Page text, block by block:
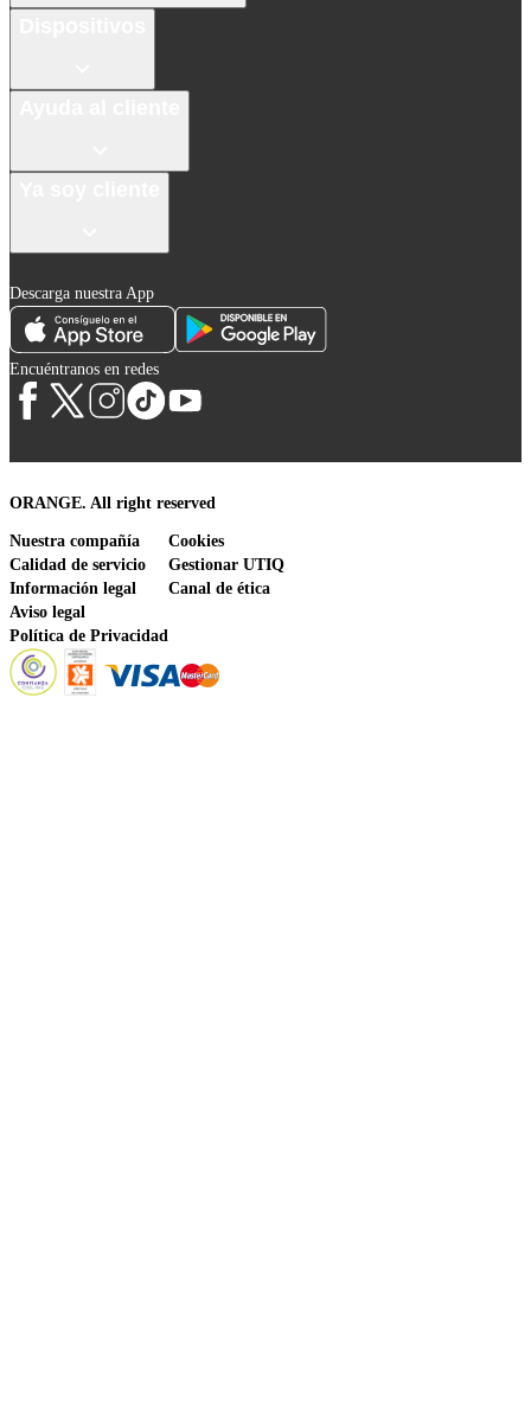
Descarga nuestra App
Encuéntranos en redes
ORANGE. All right reserved
Nuestra compañía
Calidad de servicio
Información legal
Aviso legal
Política de Privacidad
Cookies
Gestionar UTIQ
Canal de ética